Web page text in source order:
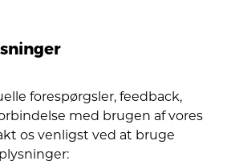
forespørgsler, feedback,
med brugen af vores
os venligst ved at bruge